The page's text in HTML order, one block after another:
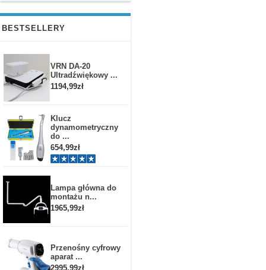
BESTSELLERY
VRN DA-20
Ultradźwiękowy ...
1194,99zł
Klucz
dynamometryczny
do ...
654,99zł
Lampa główna do
montażu n...
1965,99zł
Przenośny cyfrowy
aparat ...
2995,99zł